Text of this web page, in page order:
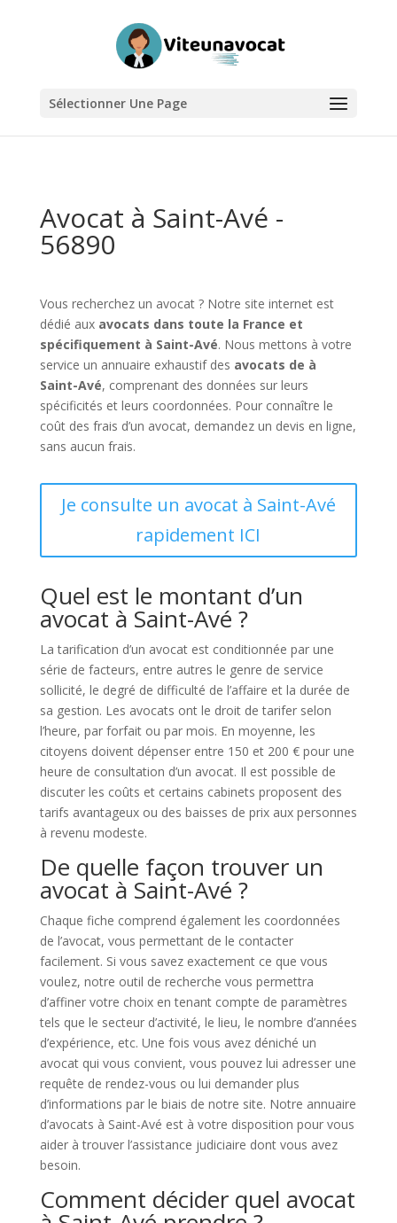
Sélectionner Une Page
Avocat à Saint-Avé -
56890
Vous recherchez un avocat ? Notre site internet est
dédié aux avocats dans toute la France et
spécifiquement à Saint-Avé. Nous mettons à votre
service un annuaire exhaustif des avocats de à
Saint-Avé, comprenant des données sur leurs
spécificités et leurs coordonnées. Pour connaître le
coût des frais d’un avocat, demandez un devis en ligne,
sans aucun frais.
Je consulte un avocat à Saint-Avé
rapidement ICI
Quel est le montant d’un
avocat à Saint-Avé ?
La tarification d’un avocat est conditionnée par une
série de facteurs, entre autres le genre de service
sollicité, le degré de difficulté de l’affaire et la durée de
sa gestion. Les avocats ont le droit de tarifer selon
l’heure, par forfait ou par mois. En moyenne, les
citoyens doivent dépenser entre 150 et 200 € pour une
heure de consultation d’un avocat. Il est possible de
discuter les coûts et certains cabinets proposent des
tarifs avantageux ou des baisses de prix aux personnes
à revenu modeste.
De quelle façon trouver un
avocat à Saint-Avé ?
Chaque fiche comprend également les coordonnées
de l’avocat, vous permettant de le contacter
facilement. Si vous savez exactement ce que vous
voulez, notre outil de recherche vous permettra
d’affiner votre choix en tenant compte de paramètres
tels que le secteur d’activité, le lieu, le nombre d’années
d’expérience, etc. Une fois vous avez déniché un
avocat qui vous convient, vous pouvez lui adresser une
requête de rendez-vous ou lui demander plus
d’informations par le biais de notre site. Notre annuaire
d’avocats à Saint-Avé est à votre disposition pour vous
aider à trouver l’assistance judiciaire dont vous avez
besoin.
Comment décider quel avocat